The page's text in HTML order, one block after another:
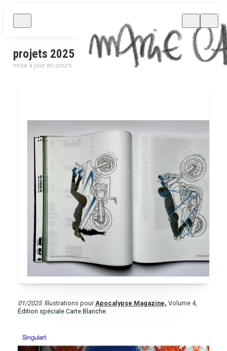
projets 2025
mise à jour en cours
01/2025. Illustrations pour Apocalypse Magazine, Volume 4,
Édition spéciale Carte Blanche.